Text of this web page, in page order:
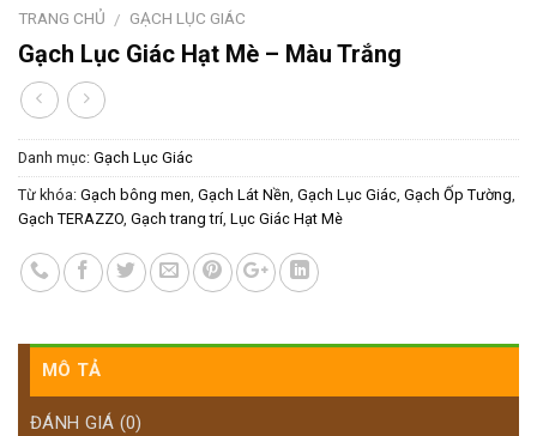
TRANG CHỦ / GẠCH LỤC GIÁC
Gạch Lục Giác Hạt Mè – Màu Trắng
Danh mục: Gạch Lục Giác
Từ khóa: Gạch bông men, Gạch Lát Nền, Gạch Lục Giác, Gạch Ốp Tường,
Gạch TERAZZO, Gạch trang trí, Lục Giác Hạt Mè
MÔ TẢ
ĐÁNH GIÁ (0)